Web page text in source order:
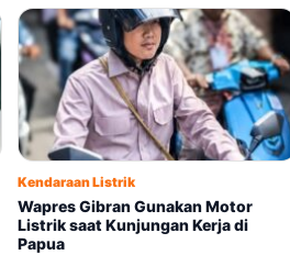
Kendaraan Listrik
Wapres Gibran Gunakan Motor
Listrik saat Kunjungan Kerja di
Papua